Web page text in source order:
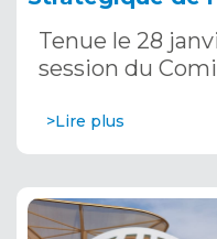
Tenue le 28
session du
>Lire plus